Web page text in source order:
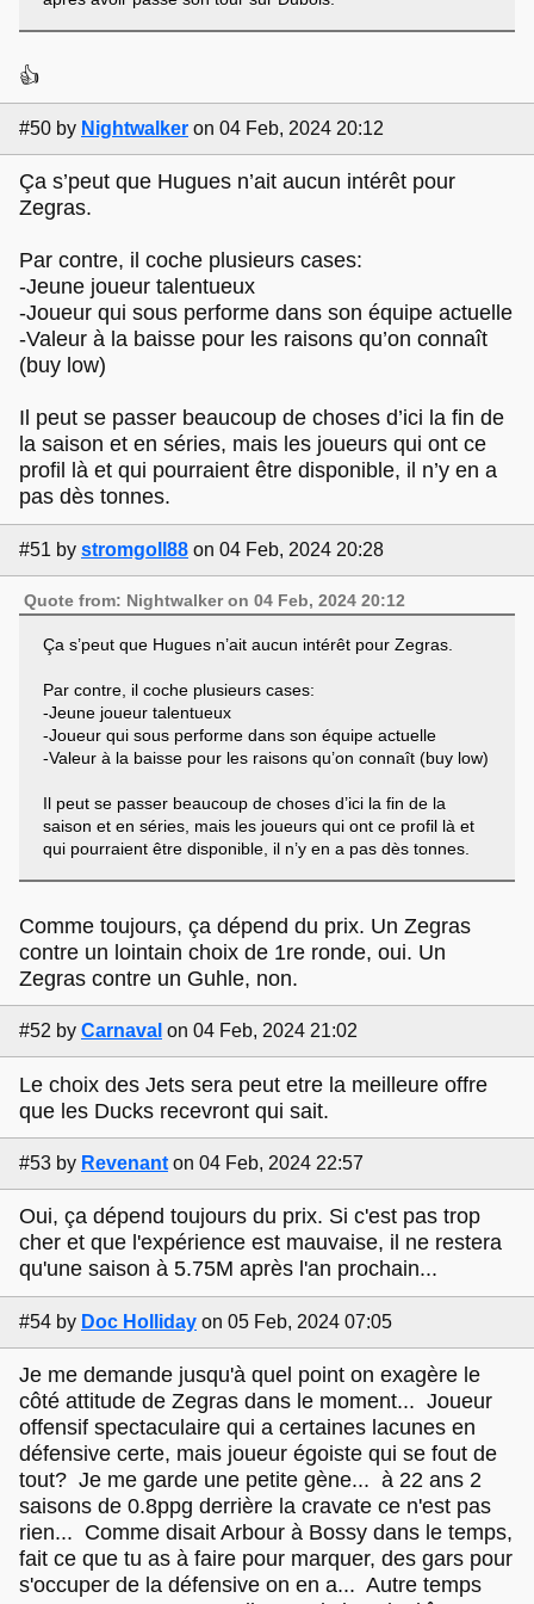
👍
#50 by Nightwalker on 04 Feb, 2024 20:12
Ça s’peut que Hugues n’ait aucun intérêt pour
Zegras.
Par contre, il coche plusieurs cases:
-Jeune joueur talentueux
-Joueur qui sous performe dans son équipe actuelle
-Valeur à la baisse pour les raisons qu’on connaît
(buy low)
Il peut se passer beaucoup de choses d’ici la fin de
la saison et en séries, mais les joueurs qui ont ce
profil là et qui pourraient être disponible, il n’y en a
pas dès tonnes.
#51 by stromgoll88 on 04 Feb, 2024 20:28
Quote from: Nightwalker on 04 Feb, 2024 20:12
Ça s’peut que Hugues n’ait aucun intérêt pour Zegras.
Par contre, il coche plusieurs cases:
-Jeune joueur talentueux
-Joueur qui sous performe dans son équipe actuelle
-Valeur à la baisse pour les raisons qu’on connaît (buy low)
Il peut se passer beaucoup de choses d’ici la fin de la
saison et en séries, mais les joueurs qui ont ce profil là et
qui pourraient être disponible, il n’y en a pas dès tonnes.
Comme toujours, ça dépend du prix. Un Zegras
contre un lointain choix de 1re ronde, oui. Un
Zegras contre un Guhle, non.
#52 by Carnaval on 04 Feb, 2024 21:02
Le choix des Jets sera peut etre la meilleure offre
que les Ducks recevront qui sait.
#53 by Revenant on 04 Feb, 2024 22:57
Oui, ça dépend toujours du prix. Si c'est pas trop
cher et que l'expérience est mauvaise, il ne restera
qu'une saison à 5.75M après l'an prochain...
#54 by Doc Holliday on 05 Feb, 2024 07:05
Je me demande jusqu'à quel point on exagère le
côté attitude de Zegras dans le moment... Joueur
offensif spectaculaire qui a certaines lacunes en
défensive certe, mais joueur égoiste qui se fout de
tout? Je me garde une petite gène... à 22 ans 2
saisons de 0.8ppg derrière la cravate ce n'est pas
rien... Comme disait Arbour à Bossy dans le temps,
fait ce que tu as à faire pour marquer, des gars pour
s'occuper de la défensive on en a... Autre temps